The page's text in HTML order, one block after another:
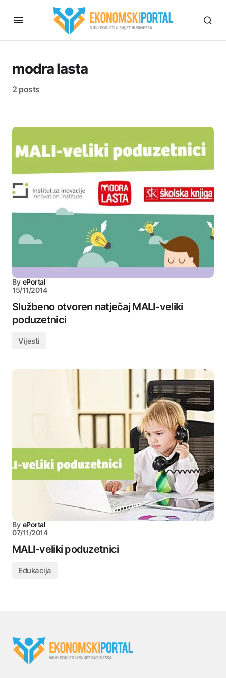
modra lasta
2 posts
By ePortal
15/11/2014
Službeno otvoren natječaj MALI-veliki
poduzetnici
Vijesti
By ePortal
07/11/2014
MALI-veliki poduzetnici
Edukacija